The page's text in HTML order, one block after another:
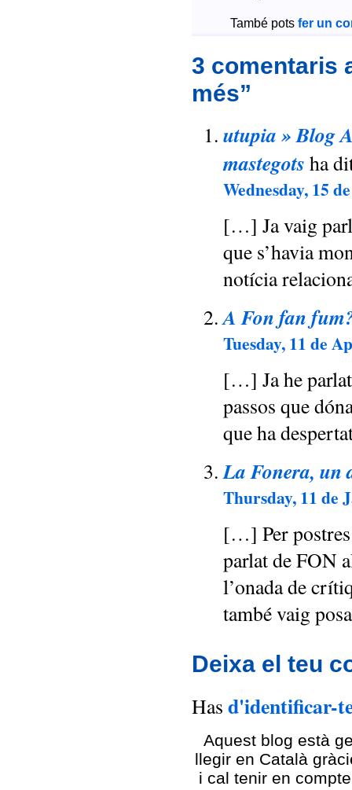
També pots fer un
3 comentaris
més”
utupia » Blog
mastegots ha
Wednesday, 15
[…] Ja vaig
que s’havia
notícia
A Fon fan
Tuesday, 11 de
[…] Ja he
passos que
que ha
La Fonera, un
Thursday, 11 de
[…] Per postres
parlat de FON
l’onada de
també vaig
Deixa el teu
Has d'identificar-
Aquest blog està
llegir en Català
i cal tenir en